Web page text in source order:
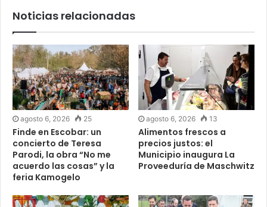
Noticias relacionadas
agosto 6, 2026 25
Finde en Escobar: un
concierto de Teresa
Parodi, la obra “No me
acuerdo las cosas” y la
feria Kamogelo
agosto 6, 2026 13
Alimentos frescos a
precios justos: el
Municipio inaugura La
Proveeduría de Maschwitz